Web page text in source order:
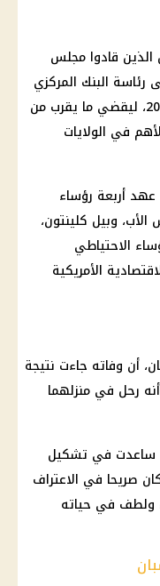
الذين قادوا مجلس
رئاسة البنك المركزي
خلال الفترة من عام 1987 حتى عام 2006، ليقضي ما يقرب من
في الولايات
أربعة رؤساء
وبيل كلينتون،
الاحتياطي
الأمريكية
أن وفاته جاءت نتيجة
رحل في منزلهما
ساعدت في تشكيل
صريحا في الاعتراف
ولطف في حياته